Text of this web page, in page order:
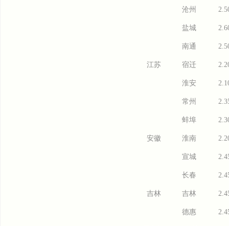
沧州
江苏
盐城
南通
宿迁
淮安
常州
安徽
蚌埠
淮南
宣城
吉林
长春
吉林
德惠